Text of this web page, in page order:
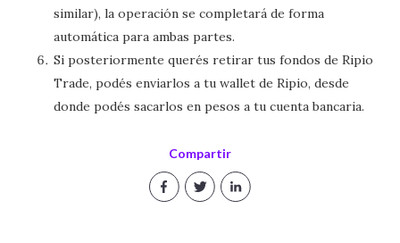
Compartir
similar), la operación se completará de forma
automática para ambas partes.
Si posteriormente querés retirar tus fondos de Ripio
Trade, podés enviarlos a tu wallet de Ripio, desde
donde podés sacarlos en pesos a tu cuenta bancaria.